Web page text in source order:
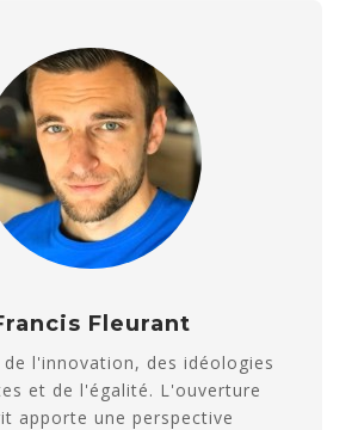
Fleurant
de l'innovation, des idéologies
et de l'égalité. L'ouverture
apporte une perspective